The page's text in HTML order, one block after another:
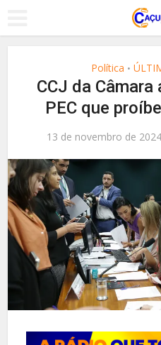
Política •
CCJ da
PEC que
13 de novembro de 2024